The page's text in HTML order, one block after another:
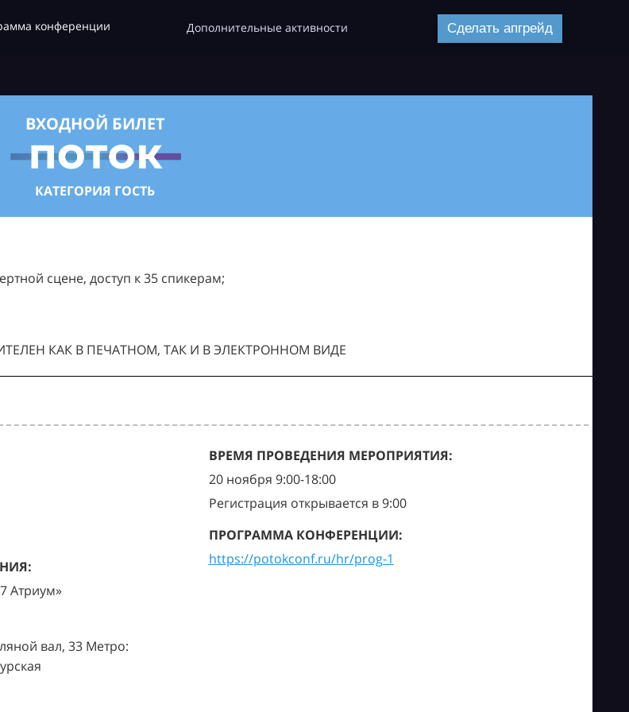
конференции Дополнительные активности Сделать апгрейд
ВХОДНОЙ БИЛЕТ
КАТЕГОРИЯ ГОСТЬ
сцене, доступ к 35 спикерам;
КАК В ПЕЧАТНОМ, ТАК И В ЭЛЕКТРОННОМ ВИДЕ
Атриум»
вал, 33 Метро:
ВРЕМЯ ПРОВЕДЕНИЯ МЕРОПРИЯТИЯ:
20 ноября 9:00-18:00
Регистрация открывается в 9:00
ПРОГРАММА КОНФЕРЕНЦИИ:
https://potokconf.ru/hr/prog-1